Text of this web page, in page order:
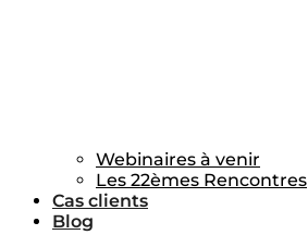
Webinaires à venir
Les 22èmes Rencontres
Cas clients
Blog